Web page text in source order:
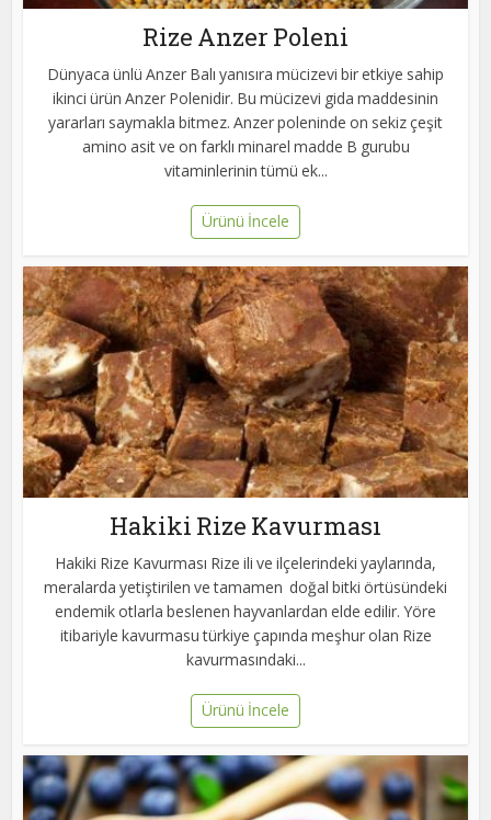
Rize Anzer Poleni
Dünyaca ünlü Anzer Balı yanısıra mücizevi bir etkiye sahip
ikinci ürün Anzer Polenidir. Bu mücizevi gida maddesinin
yararları saymakla bitmez. Anzer poleninde on sekiz çeşit
amino asit ve on farklı minarel madde B gurubu
vitaminlerinin tümü ek...
Ürünü İncele
Hakiki Rize Kavurması
Hakiki Rize Kavurması Rize ili ve ilçelerindeki yaylarında,
meralarda yetiştirilen ve tamamen doğal bitki örtüsündeki
endemik otlarla beslenen hayvanlardan elde edilir. Yöre
itibariyle kavurmasu türkiye çapında meşhur olan Rize
kavurmasındaki...
Ürünü İncele